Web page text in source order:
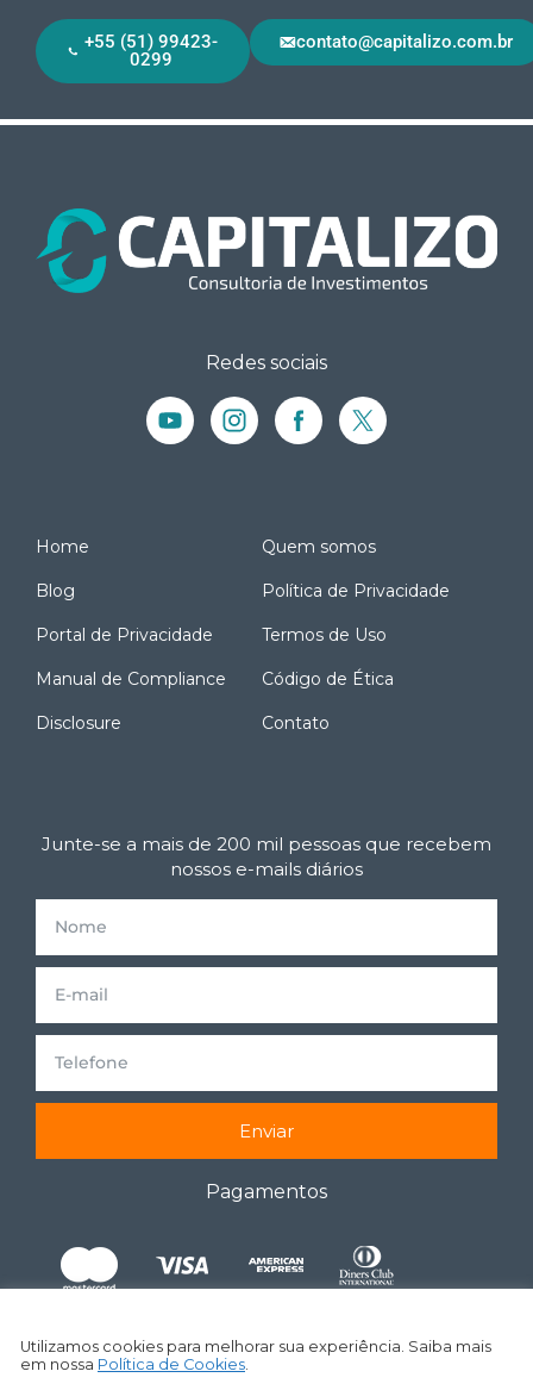
+55 (51) 99423-
0299
contato@capitalizo.com.br
Redes sociais
Home Quem somos
Blog Política de Privacidade
Portal de Privacidade Termos de Uso
Manual de Compliance Código de Ética
Disclosure Contato
Junte-se a mais de 200 mil pessoas que recebem
nossos e-mails diários
Enviar
Pagamentos
Utilizamos cookies para melhorar sua experiência. Saiba mais
em nossa Política de Cookies